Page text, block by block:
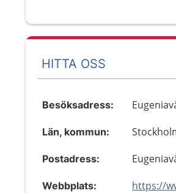
HITTA OSS
Besöksadress:
Län, kommun:
Postadress:
Webbplats: